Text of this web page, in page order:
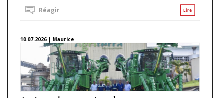
Lire
Réagir
10.07.2026 | Maurice